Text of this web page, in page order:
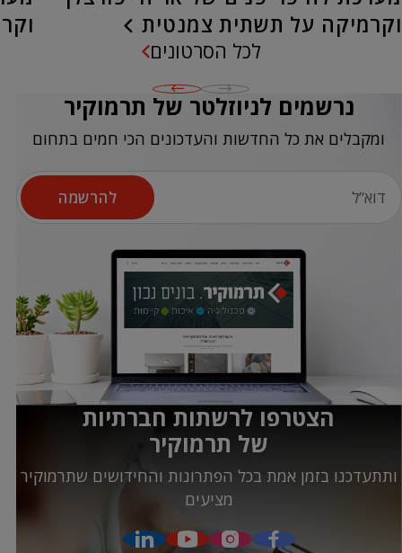
וקרמיקה על תשתית צמנטית
לכל הסרטונים
נרשמים לניוזלטר של תרמוקיר
ומקבלים את כל החדשות והעדכונים הכי חמים בתחום
להרשמה
הצטרפו לרשתות חברתיות
של תרמוקיר
ותתעדכנו בזמן אמת בכל הפתרונות והחידושים שתרמוקיר
מציעים